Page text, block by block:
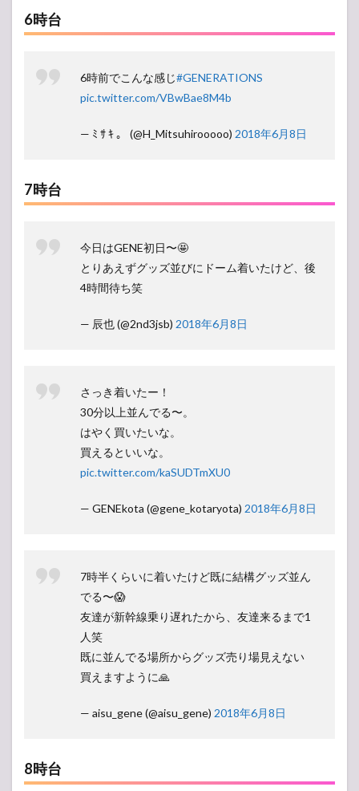
6時台
6時前でこんな感じ#GENERATIONS
pic.twitter.com/VBwBae8M4b
— ﾐ ｻ ｷ 。 (@H_Mitsuhirooooo) 2018年6月8日
7時台
今日はGENE初日〜🤩
とりあえずグッズ並びにドーム着いたけど、後
4時間待ち笑
— 辰也 (@2nd3jsb) 2018年6月8日
さっき着いたー！
30分以上並んでる〜。
はやく買いたいな。
買えるといいな。
pic.twitter.com/kaSUDTmXU0
— GENEkota (@gene_kotaryota) 2018年6月8日
7時半くらいに着いたけど既に結構グッズ並ん
でる〜😱
友達が新幹線乗り遅れたから、友達来るまで1
人笑
既に並んでる場所からグッズ売り場見えない
買えますように🙏
— aisu_gene (@aisu_gene) 2018年6月8日
8時台